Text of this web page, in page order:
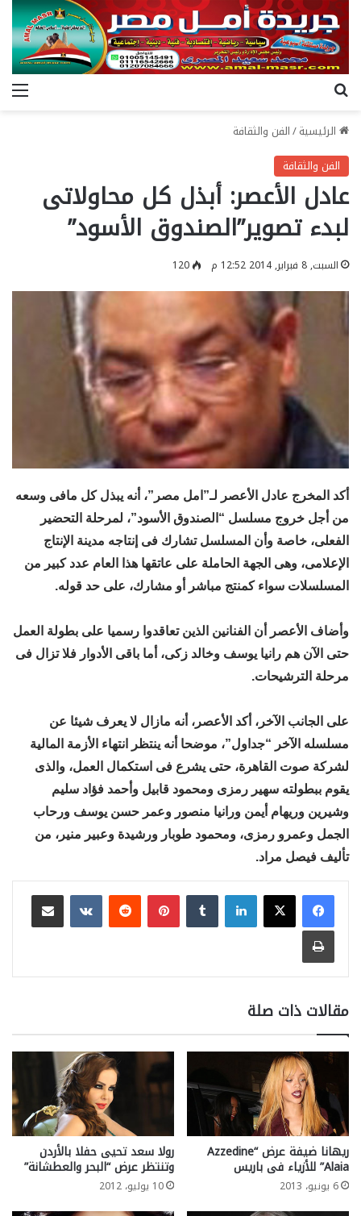
الرئيسية/الفن والثقافة
الفن والثقافة
عادل الأعصر: أبذل كل محاولاتى
لبدء تصوير”الصندوق الأسود”
السبت, 8 فبراير, 2014 12:52 م 120
أكد المخرج عادل الأعصر لـ”امل مصر”، أنه يبذل كل مافى وسعه
من أجل خروج مسلسل “الصندوق الأسود”، لمرحلة التحضير
الفعلى، خاصة وأن المسلسل تشارك فى إنتاجه مدينة الإنتاج
الإعلامى، وهى الجهة الحاملة على عاتقها هذا العام عدد كبير من
المسلسلات سواء كمنتج مباشر أو مشارك، على حد قوله.
وأضاف الأعصر أن الفنانين الذين تعاقدوا رسميا على بطولة العمل
حتى الآن هم رانيا يوسف وخالد زكى، أما باقى الأدوار فلا تزال فى
مرحلة الترشيحات.
على الجانب الآخر، أكد الأعصر، أنه مازال لا يعرف شيئا عن
مسلسله الآخر “جداول”، موضحا أنه ينتظر انتهاء الأزمة المالية
لشركة صوت القاهرة، حتى يشرع فى استكمال العمل، والذى
يقوم ببطولته سهير رمزى ومحمود قابيل وأحمد فؤاد سليم
وشيرين وريهام أيمن ورانيا منصور وعمر حسن يوسف ورحاب
الجمل وعمرو رمزى، ومحمود طوبار ورشيدة وعبير منير، من
تأليف فيصل مراد.
لينكدإن بينتيريست
مشاركة عبر البريد
طباعة
مقالات ذات صلة
ريهانا ضيفة عرض “Azzedine
Alaia” للأزياء فى باريس
6 يونيو، 2013
رولا سعد تحيى حفلا بالأردن
وتنتظر عرض “البحر والعطشانة”
10 يوليو، 2012